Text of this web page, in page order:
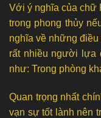
Với ý nghĩa của chữ
trong phong thủy
nghĩa về những
rất nhiều người lựa
như: Trong phòng
Quan trọng nhất
vạn sự tốt lành nên